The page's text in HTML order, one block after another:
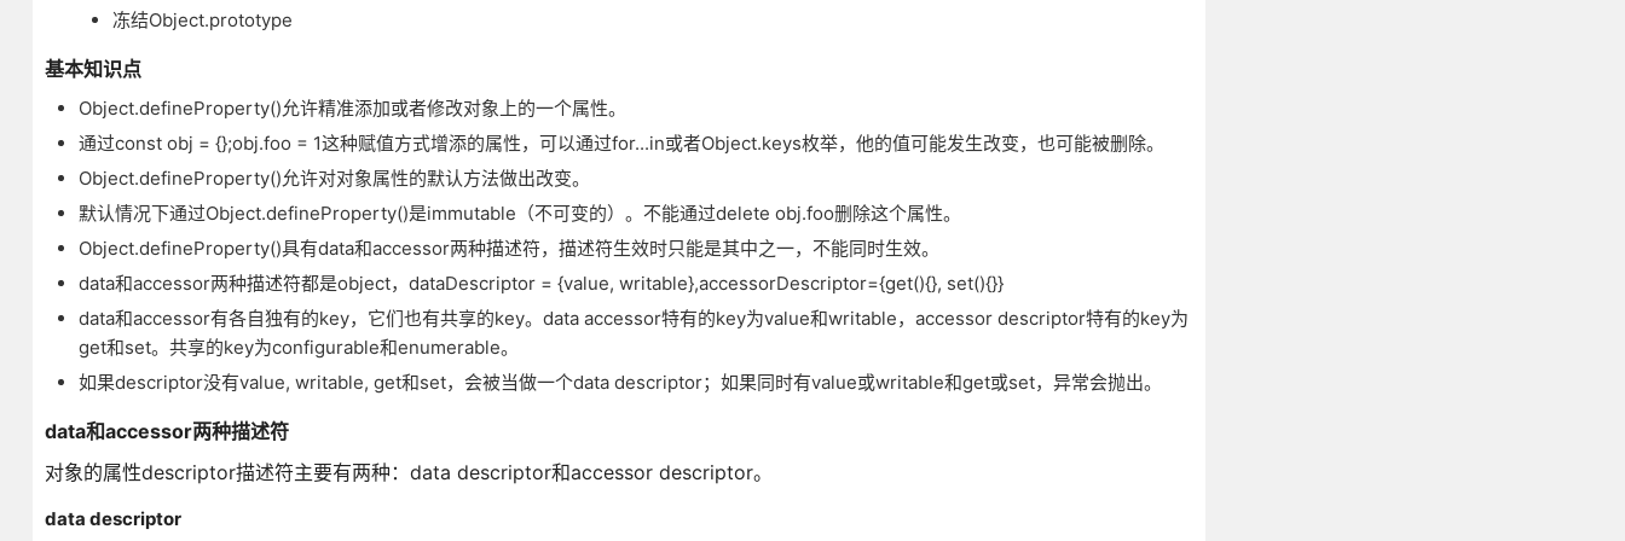
冻结Object.prototype
基本知识点
Object.defineProperty()允许精准添加或者修改对象上的一个属性。
通过const obj = {};obj.foo = 1这种赋值方式增添的属性，可以通过for...in或者Object.keys枚举，他的值可能发生改变，也可能被删除。
Object.defineProperty()允许对对象属性的默认方法做出改变。
默认情况下通过Object.defineProperty()是immutable（不可变的）。不能通过delete obj.foo删除这个属性。
Object.defineProperty()具有data和accessor两种描述符，描述符生效时只能是其中之一，不能同时生效。
data和accessor两种描述符都是object，dataDescriptor = {value, writable},accessorDescriptor={get(){}, set(){}}
data和accessor有各自独有的key，它们也有共享的key。data accessor特有的key为value和writable，accessor descriptor特有的key为
get和set。共享的key为configurable和enumerable。
如果descriptor没有value, writable, get和set，会被当做一个data descriptor；如果同时有value或writable和get或set，异常会抛出。
data和accessor两种描述符
对象的属性descriptor描述符主要有两种：data descriptor和accessor descriptor。
data descriptor